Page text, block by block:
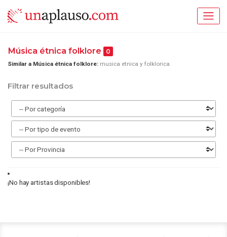
Música étnica folklore 0
Similar a Música étnica folklore: musica etnica y folklorica
Filtrar resultados
¡No hay artistas disponibles!